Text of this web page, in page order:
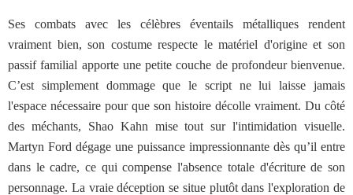
Ses combats avec les célèbres éventails métalliques rendent
vraiment bien, son costume respecte le matériel d'origine et son
passif familial apporte une petite couche de profondeur bienvenue.
C’est simplement dommage que le script ne lui laisse jamais
l'espace nécessaire pour que son histoire décolle vraiment. Du côté
des méchants, Shao Kahn mise tout sur l'intimidation visuelle.
Martyn Ford dégage une puissance impressionnante dès qu’il entre
dans le cadre, ce qui compense l'absence totale d'écriture de son
personnage. La vraie déception se situe plutôt dans l'exploration de